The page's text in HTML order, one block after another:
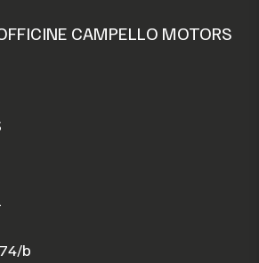
CAMPELLO MOTORS
b